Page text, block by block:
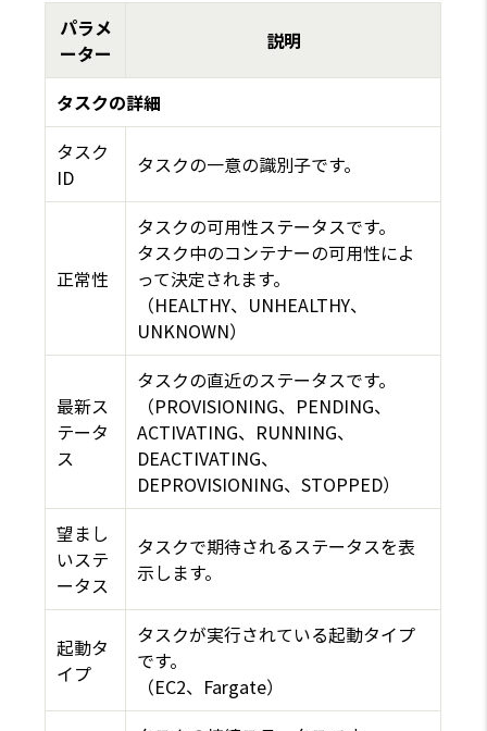
パラメ
ーター
説明
タスクの詳細
タスク
ID
タスクの一意の識別子です。
正常性
タスクの可用性ステータスです。
タスク中のコンテナーの可用性によ
って決定されます。
（HEALTHY、UNHEALTHY、
UNKNOWN）
最新ス
テータ
ス
タスクの直近のステータスです。
（PROVISIONING、PENDING、
ACTIVATING、RUNNING、
DEACTIVATING、
DEPROVISIONING、STOPPED）
望まし
いステ
ータス
タスクで期待されるステータスを表
示します。
起動タ
イプ
タスクが実行されている起動タイプ
です。
（EC2、Fargate）